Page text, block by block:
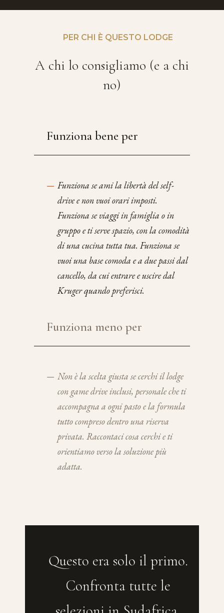
PER CHI È QUESTO LODGE
A chi lo consigliamo (e a chi
no)
Funziona bene per
— Funziona se ami la libertà del self-
drive e non vuoi orari imposti.
Funziona se viaggi in famiglia o in
gruppo e ti serve spazio, con la comodità
di una cucina tutta tua. Funziona se
vuoi una base comoda e a due passi dal
cancello, da cui entrare e uscire dal
Kruger quando preferisci.
Funziona meno per
— Non è la scelta giusta se cerchi il lodge
con game drive inclusi, personale che ti
accompagna a ogni pasto e la formula
tutto compreso dentro una riserva
privata. Raccontaci cosa cerchi e ti
orientiamo verso la soluzione più
adatta.
Questo era solo il primo.
Confronta tutte le